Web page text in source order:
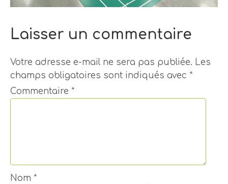
Laisser un commentaire
Votre adresse e-mail ne sera pas publiée. Les
champs obligatoires sont indiqués avec *
Commentaire *
Nom *